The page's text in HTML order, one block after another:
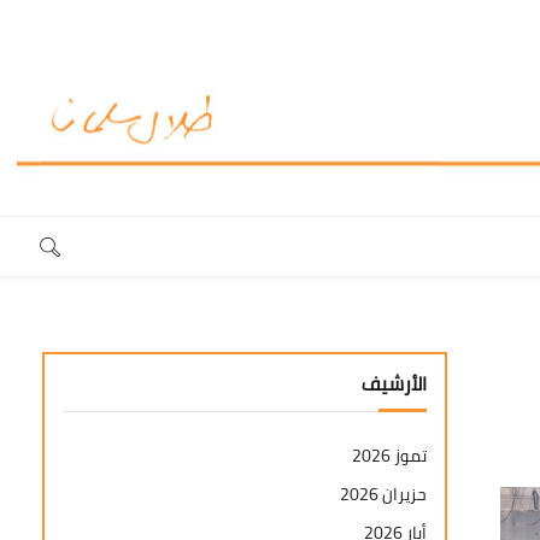
الأرشيف
تموز 2026
حزيران 2026
أيار 2026